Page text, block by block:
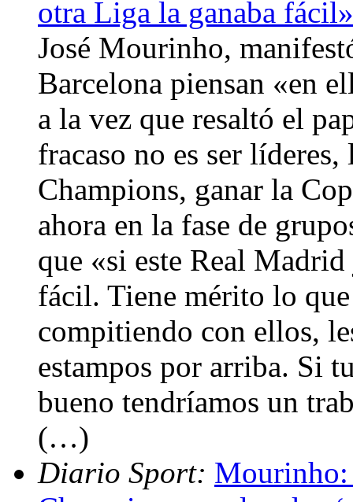
otra Liga la ganaba fácil»
José Mourinho,
Barcelona piensan «en
a la vez que resaltó el
fracaso no es ser
Champions, ganar la
ahora en la fase de
que «si este Real
fácil. Tiene mérito lo que
compitiendo con ellos,
estampos por arriba. Si
bueno tendríamos un
(…)
Diario Sport: Mourinho: